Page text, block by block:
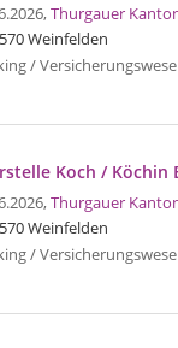
Thurgauer
Weinfelden
/
Koch / Köchin
Thurgauer
Weinfelden
/